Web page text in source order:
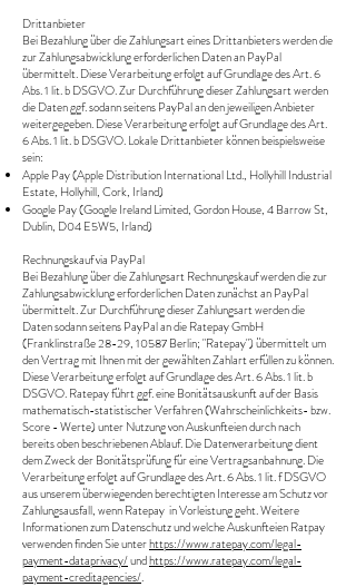
Drittanbieter
Bei Bezahlung über die Zahlungsart eines Drittanbieters werden die
zur Zahlungsabwicklung erforderlichen Daten an PayPal
übermittelt. Diese Verarbeitung erfolgt auf Grundlage des Art. 6
Abs. 1 lit. b DSGVO. Zur Durchführung dieser Zahlungsart werden
die Daten ggf. sodann seitens PayPal an den jeweiligen Anbieter
weitergegeben. Diese Verarbeitung erfolgt auf Grundlage des Art.
6 Abs. 1 lit. b DSGVO. Lokale Drittanbieter können beispielsweise
sein:
Apple Pay (Apple Distribution International Ltd., Hollyhill Industrial
Estate, Hollyhill, Cork, Irland)
Google Pay (Google Ireland Limited, Gordon House, 4 Barrow St,
Dublin, D04 E5W5, Irland)
Rechnungskauf via PayPal
Bei Bezahlung über die Zahlungsart Rechnungskauf werden die zur
Zahlungsabwicklung erforderlichen Daten zunächst an PayPal
übermittelt. Zur Durchführung dieser Zahlungsart werden die
Daten sodann seitens PayPal an die Ratepay GmbH
(Franklinstraße 28-29, 10587 Berlin; "Ratepay") übermittelt um
den Vertrag mit Ihnen mit der gewählten Zahlart erfüllen zu können.
Diese Verarbeitung erfolgt auf Grundlage des Art. 6 Abs. 1 lit. b
DSGVO. Ratepay führt ggf. eine Bonitätsauskunft auf der Basis
mathematisch-statistischer Verfahren (Wahrscheinlichkeits- bzw.
Score - Werte) unter Nutzung von Auskunfteien durch nach
bereits oben beschriebenen Ablauf. Die Datenverarbeitung dient
dem Zweck der Bonitätsprüfung für eine Vertragsanbahnung. Die
Verarbeitung erfolgt auf Grundlage des Art. 6 Abs. 1 lit. f DSGVO
aus unserem überwiegenden berechtigten Interesse am Schutz vor
Zahlungsausfall, wenn Ratepay in Vorleistung geht. Weitere
Informationen zum Datenschutz und welche Auskunfteien Ratpay
verwenden finden Sie unterhttps://www.ratepay.com/legal-
payment-dataprivacy/undhttps://www.ratepay.com/legal-
payment-creditagencies/.